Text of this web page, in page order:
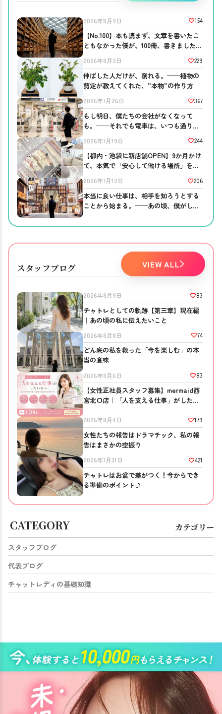
2026年8月9日 154
【No.100】本も読まず、文章を書いたこ
ともなかった僕が、100冊、書きました。
2026年8月2日 229
伸ばした人だけが、削れる。──植物の
剪定が教えてくれた、”本物”の作り方
2026年7月26日 367
もし明日、僕たちの会社がなくなって
も。──それでも電車は、いつも通り走
2026年7月19日 244
【都内・池袋に新店舗OPEN】9か月かけ
て、本気で「安心して働ける場所」を作
2026年7月12日 206
本当に良い仕事は、相手を知ろうとする
ことから始まる。──あの頃、僕がして
スタッフブログ VIEW ALL
2026年8月9日 83
チャトレとしての軌跡【第三章】現在編
｜あの頃の私に伝えたいこと
2026年8月8日 74
どん底の私を救った「今を楽しむ」の本
当の意味
2026年8月6日 83
【女性正社員スタッフ募集】mermaid西
宮北口店｜「人を支える仕事」がしたい
2026年8月4日 179
女性たちの報告はドラマチック、私の報
告はまさかの空振り
2026年7月31日 421
チャトレはお盆で差がつく！今からでき
る準備のポイント♪
CATEGORY カテゴリー
スタッフブログ
代表ブログ
チャットレディの基礎知識